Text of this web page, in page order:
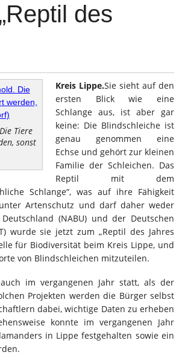
des
Tiere
sonst
Kreis Lippe.Sie sieht auf den
ersten Blick wie eine
Schlange aus, ist aber gar
keine: Die Blindschleiche ist
genau genommen eine
Echse und gehört zur kleinen
Familie der Schleichen. Das
Reptil mit dem
Schlange“, was auf ihre Fähigkeit
Artenschutz und darf daher weder
(NABU) und der Deutschen
wurde sie jetzt zum „Reptil des Jahres
für Biodiversität beim Kreis Lippe, und
von Blindschleichen mitzuteilen.
auch im vergangenen Jahr statt, als der
Projekten werden die Bürger selbst
dabei, wichtige Daten zu erheben
konnte im vergangenen Jahr
in Lippe festgehalten sowie ein